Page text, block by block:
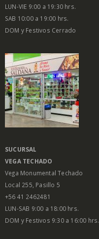
LUN-VIE 9:00 a 19:30 hrs.
SAB 10:00 a 19:00 hrs.
DOM y Festivos Cerrado
SUCURSAL
VEGA TECHADO
Vega Monumental Techado
Local 255, Pasillo 5
+56 41 2462481
LUN-SAB 9:00 a 18:00 hrs.
DOM y Festivos 9:30 a 16:00 hrs.